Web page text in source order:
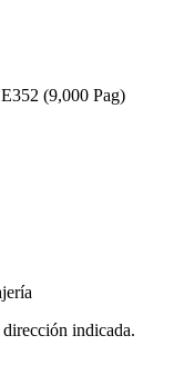
(9,000 Pag)
dirección indicada.